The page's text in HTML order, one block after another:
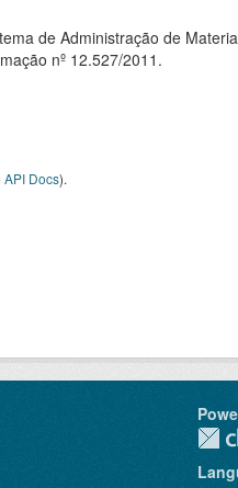
de Administração de
nº 12.527/2011.
API Docs).